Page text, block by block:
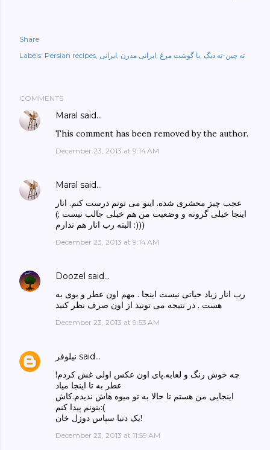
Share
Labels: Persian recipes ایرانی ایرانی مدرن با گوشت مرغ ته چین-ته دیگ
COMMENTS
Maral said…
This comment has been removed by the author.
December 23, 2013 at 9:14 AM
Maral said…
عجب چیز محشری شده. اینو می تونم درست کنم. انار
اینجا خیلی گرونه و وضعیت من هم خیلی جالب نیست ;)
البته رب انار هم ندارم :)))
December 23, 2013 at 9:14 AM
Doozel said…
رب انار زیاد حیاتی نیست اینجا . مهم اون عطر و بوی به
هست . در نتیجه می تونید از اون صرف نظر کنید
December 23, 2013 at 9:53 AM
نیلوفر said…
چه خوش رنگ و لعابه.پای اون عکس اولی غش کردم!
عطر به تا اینجا میاد
اینجایی من هستم تا حالا به تو میوه هاش ندیدم.کاش
بتونم پیدا کنم:(
یک دنیا سپاس دوزل خان!
December 23, 2013 at 11:59 AM